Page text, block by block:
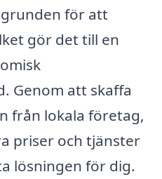
för att
gör det till en
Genom att skaffa
från lokala företag,
priser och tjänster
lösningen för dig.